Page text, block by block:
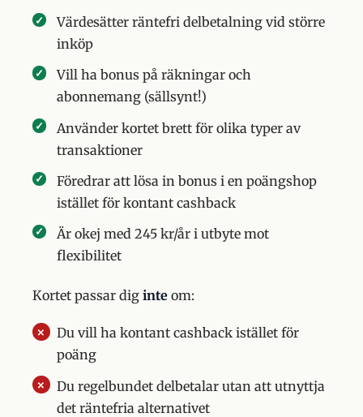
Värdesätter räntefri delbetalning vid större
inköp
Vill ha bonus på räkningar och
abonnemang (sällsynt!)
Använder kortet brett för olika typer av
transaktioner
Föredrar att lösa in bonus i en poängshop
istället för kontant cashback
Är okej med 245 kr/år i utbyte mot
flexibilitet
Kortet passar dig inte om:
Du vill ha kontant cashback istället för
poäng
Du regelbundet delbetalar utan att utnyttja
det räntefria alternativet